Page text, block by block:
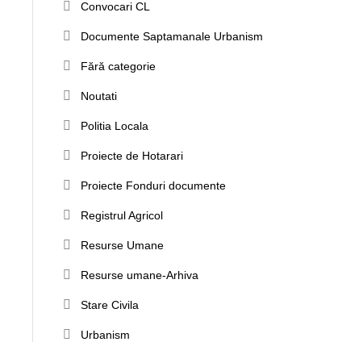
Convocari CL
Documente Saptamanale Urbanism
Fără categorie
Noutati
Politia Locala
Proiecte de Hotarari
Proiecte Fonduri documente
Registrul Agricol
Resurse Umane
Resurse umane-Arhiva
Stare Civila
Urbanism